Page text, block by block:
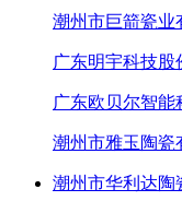
潮州市巨箭瓷业
广东明宇科技股
广东欧贝尔智能
潮州市雅玉陶瓷
潮州市华利达陶